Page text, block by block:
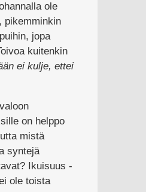
ole
pikemminkin
jopa
kuitenkin
ei kulje, ettei
on helppo
mistä
syntejä
Ikuisuus -
ole toista